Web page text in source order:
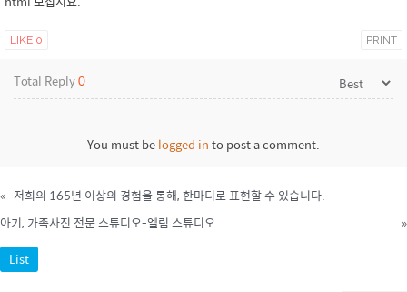
LIKE 0 PRINT
Total Reply0
You must belogged into post a comment.
« 저희의 165년 이상의 경험을 통해, 한마디로 표현할 수 있습니다.
아기, 가족사진 전문 스튜디오-엘림 스튜디오
»
List